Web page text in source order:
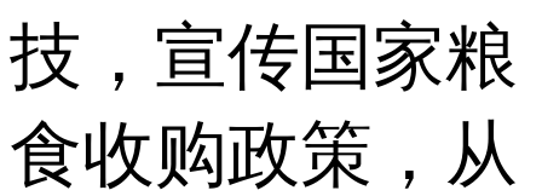
技，宣传国家粮
食收购政策，从